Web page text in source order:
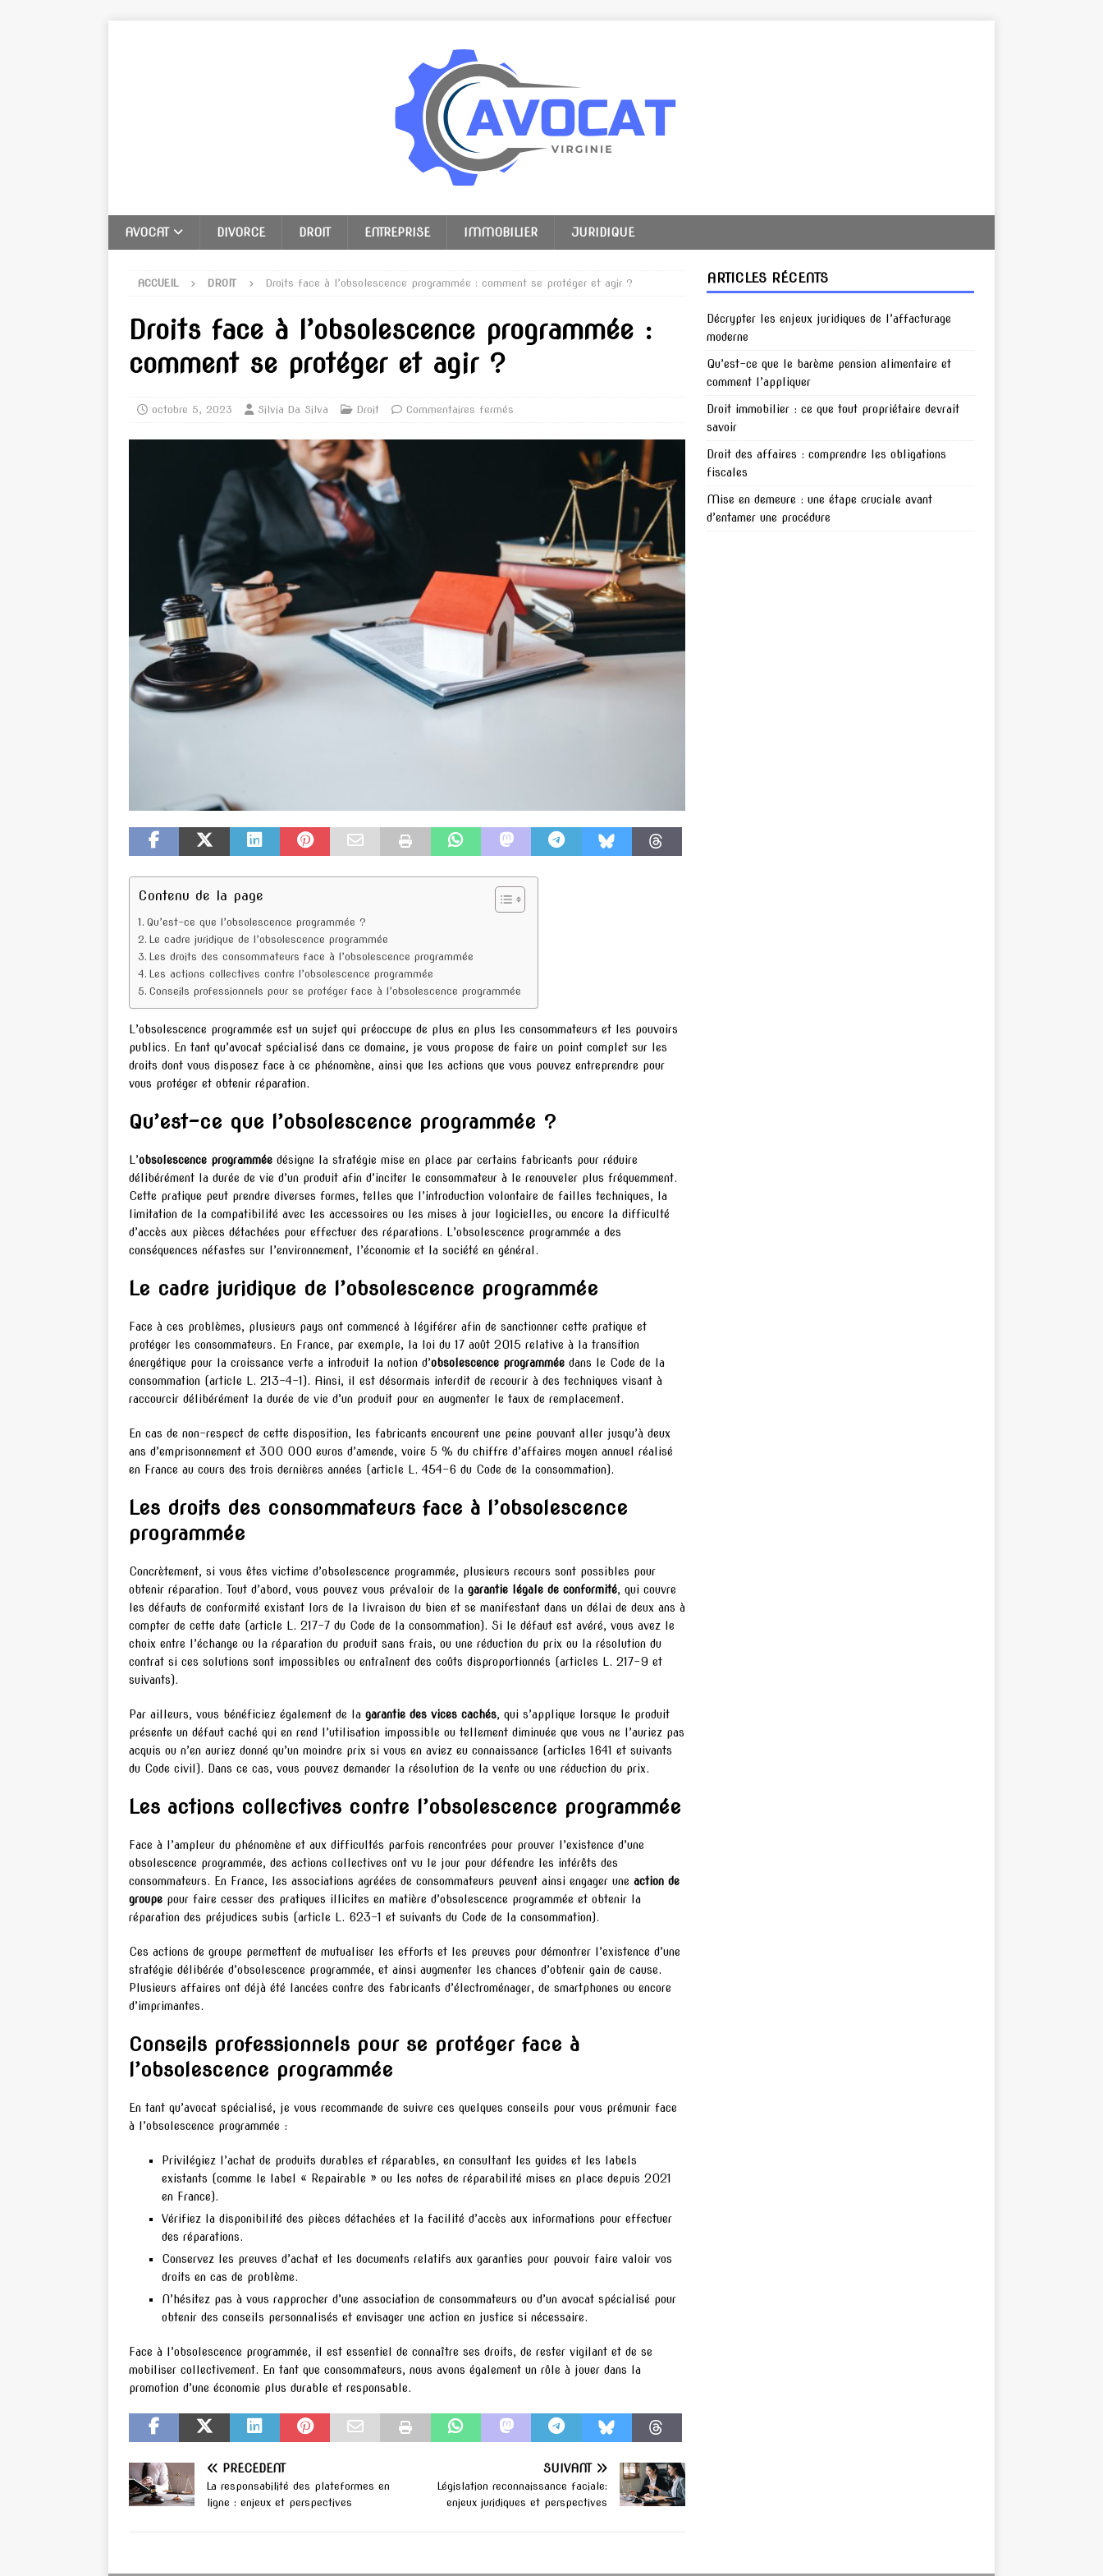
AVOCAT DIVORCE DROIT ENTREPRISE IMMOBILIER JURIDIQUE
ACCUEIL DROIT Droits face à l’obsolescence programmée : comment se protéger et agir ?
Droits face à l’obsolescence programmée :
comment se protéger et agir ?
octobre 5, 2023 Silvia Da Silva Droit Commentaires fermés
Contenu de la page
Qu’est-ce que l’obsolescence programmée ?
Le cadre juridique de l’obsolescence programmée
Les droits des consommateurs face à l’obsolescence programmée
Les actions collectives contre l’obsolescence programmée
Conseils professionnels pour se protéger face à l’obsolescence programmée
L’obsolescence programmée est un sujet qui préoccupe de plus en plus les consommateurs et les pouvoirs
publics. En tant qu’avocat spécialisé dans ce domaine, je vous propose de faire un point complet sur les
droits dont vous disposez face à ce phénomène, ainsi que les actions que vous pouvez entreprendre pour
vous protéger et obtenir réparation.
Qu’est-ce que l’obsolescence programmée ?
L’obsolescence programmée désigne la stratégie mise en place par certains fabricants pour réduire
délibérément la durée de vie d’un produit afin d’inciter le consommateur à le renouveler plus fréquemment.
Cette pratique peut prendre diverses formes, telles que l’introduction volontaire de failles techniques, la
limitation de la compatibilité avec les accessoires ou les mises à jour logicielles, ou encore la difficulté
d’accès aux pièces détachées pour effectuer des réparations. L’obsolescence programmée a des
conséquences néfastes sur l’environnement, l’économie et la société en général.
Le cadre juridique de l’obsolescence programmée
Face à ces problèmes, plusieurs pays ont commencé à légiférer afin de sanctionner cette pratique et
protéger les consommateurs. En France, par exemple, la loi du 17 août 2015 relative à la transition
énergétique pour la croissance verte a introduit la notion d’obsolescence programmée dans le Code de la
consommation (article L. 213-4-1). Ainsi, il est désormais interdit de recourir à des techniques visant à
raccourcir délibérément la durée de vie d’un produit pour en augmenter le taux de remplacement.
En cas de non-respect de cette disposition, les fabricants encourent une peine pouvant aller jusqu’à deux
ans d’emprisonnement et 300 000 euros d’amende, voire 5 % du chiffre d’affaires moyen annuel réalisé
en France au cours des trois dernières années (article L. 454-6 du Code de la consommation).
Les droits des consommateurs face à l’obsolescence
programmée
Concrètement, si vous êtes victime d’obsolescence programmée, plusieurs recours sont possibles pour
obtenir réparation. Tout d’abord, vous pouvez vous prévaloir de la garantie légale de conformité, qui couvre
les défauts de conformité existant lors de la livraison du bien et se manifestant dans un délai de deux ans à
compter de cette date (article L. 217-7 du Code de la consommation). Si le défaut est avéré, vous avez le
choix entre l’échange ou la réparation du produit sans frais, ou une réduction du prix ou la résolution du
contrat si ces solutions sont impossibles ou entraînent des coûts disproportionnés (articles L. 217-9 et
suivants).
Par ailleurs, vous bénéficiez également de la garantie des vices cachés, qui s’applique lorsque le produit
présente un défaut caché qui en rend l’utilisation impossible ou tellement diminuée que vous ne l’auriez pas
acquis ou n’en auriez donné qu’un moindre prix si vous en aviez eu connaissance (articles 1641 et suivants
du Code civil). Dans ce cas, vous pouvez demander la résolution de la vente ou une réduction du prix.
Les actions collectives contre l’obsolescence programmée
Face à l’ampleur du phénomène et aux difficultés parfois rencontrées pour prouver l’existence d’une
obsolescence programmée, des actions collectives ont vu le jour pour défendre les intérêts des
consommateurs. En France, les associations agréées de consommateurs peuvent ainsi engager une action de
groupe pour faire cesser des pratiques illicites en matière d’obsolescence programmée et obtenir la
réparation des préjudices subis (article L. 623-1 et suivants du Code de la consommation).
Ces actions de groupe permettent de mutualiser les efforts et les preuves pour démontrer l’existence d’une
stratégie délibérée d’obsolescence programmée, et ainsi augmenter les chances d’obtenir gain de cause.
Plusieurs affaires ont déjà été lancées contre des fabricants d’électroménager, de smartphones ou encore
d’imprimantes.
Conseils professionnels pour se protéger face à
l’obsolescence programmée
En tant qu’avocat spécialisé, je vous recommande de suivre ces quelques conseils pour vous prémunir face
à l’obsolescence programmée :
Privilégiez l’achat de produits durables et réparables, en consultant les guides et les labels
existants (comme le label « Repairable » ou les notes de réparabilité mises en place depuis 2021
en France).
Vérifiez la disponibilité des pièces détachées et la facilité d’accès aux informations pour effectuer
des réparations.
Conservez les preuves d’achat et les documents relatifs aux garanties pour pouvoir faire valoir vos
droits en cas de problème.
N’hésitez pas à vous rapprocher d’une association de consommateurs ou d’un avocat spécialisé pour
obtenir des conseils personnalisés et envisager une action en justice si nécessaire.
Face à l’obsolescence programmée, il est essentiel de connaître ses droits, de rester vigilant et de se
mobiliser collectivement. En tant que consommateurs, nous avons également un rôle à jouer dans la
promotion d’une économie plus durable et responsable.
PRÉCÉDENT
La responsabilité des plateformes en
ligne : enjeux et perspectives
SUIVANT
Législation reconnaissance faciale:
enjeux juridiques et perspectives
ARTICLES RÉCENTS
Décrypter les enjeux juridiques de l’affacturage
moderne
Qu’est-ce que le barème pension alimentaire et
comment l’appliquer
Droit immobilier : ce que tout propriétaire devrait
savoir
Droit des affaires : comprendre les obligations
fiscales
Mise en demeure : une étape cruciale avant
d’entamer une procédure